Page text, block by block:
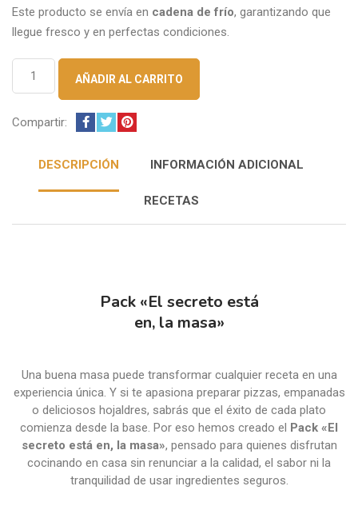
Este producto se envía en cadena de frío, garantizando que
llegue fresco y en perfectas condiciones.
está
masa"
cantidad
AÑADIR AL CARRITO
Compartir:
DESCRIPCIÓN INFORMACIÓN ADICIONAL
RECETAS
Pack «El secreto está
en, la masa»
Una buena masa puede transformar cualquier receta en una
experiencia única. Y si te apasiona preparar pizzas, empanadas
o deliciosos hojaldres, sabrás que el éxito de cada plato
comienza desde la base. Por eso hemos creado el Pack «El
secreto está en, la masa», pensado para quienes disfrutan
cocinando en casa sin renunciar a la calidad, el sabor ni la
tranquilidad de usar ingredientes seguros.